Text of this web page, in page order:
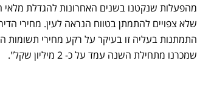
מהפעלות שנקטנו בשנים האחרונות להגדלת מלאי
התמתנות בעליה זו בעיקר על רקע מחירי
שמכרנו מתחילת השנה עמד על כ- 2 מיליון שקל".